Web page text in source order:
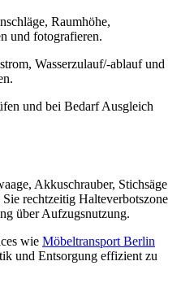
Raumhöhe,
und fotografieren.
Wasserzulauf/-ablauf und
und bei Bedarf Ausgleich
Akkuschrauber, Stichsäge
rechtzeitig Halteverbotszone
über Aufzugsnutzung.
wie Möbeltransport Berlin
und Entsorgung effizient zu